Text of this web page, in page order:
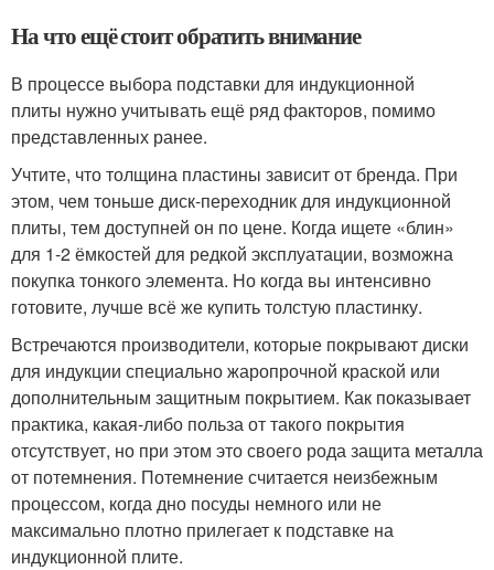
На что ещё стоит обратить внимание
В процессе выбора подставки для индукционной
плиты нужно учитывать ещё ряд факторов, помимо
представленных ранее.
Учтите, что толщина пластины зависит от бренда. При
этом, чем тоньше диск-переходник для индукционной
плиты, тем доступней он по цене. Когда ищете «блин»
для 1-2 ёмкостей для редкой эксплуатации, возможна
покупка тонкого элемента. Но когда вы интенсивно
готовите, лучше всё же купить толстую пластинку.
Встречаются производители, которые покрывают диски
для индукции специально жаропрочной краской или
дополнительным защитным покрытием. Как показывает
практика, какая-либо польза от такого покрытия
отсутствует, но при этом это своего рода защита металла
от потемнения. Потемнение считается неизбежным
процессом, когда дно посуды немного или не
максимально плотно прилегает к подставке на
индукционной плите.